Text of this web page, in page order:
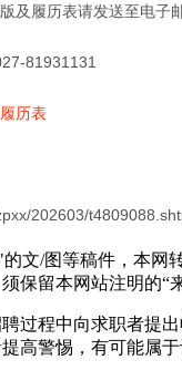
及履历表请发送至电子
81931131
历表
202603/
文/图等稿件，本网
保留本网站注明的“
过程中向求职者提
高警惕，有可能属于